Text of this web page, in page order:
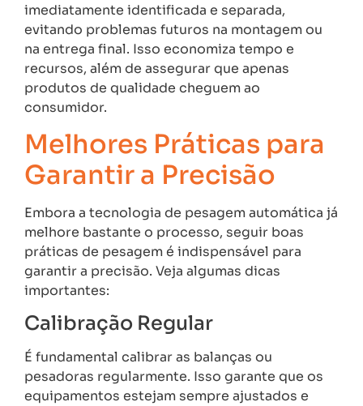
imediatamente identificada e separada,
evitando problemas futuros na montagem ou
na entrega final. Isso economiza tempo e
recursos, além de assegurar que apenas
produtos de qualidade cheguem ao
consumidor.
Melhores Práticas para
Garantir a Precisão
Embora a tecnologia de pesagem automática já
melhore bastante o processo, seguir boas
práticas de pesagem é indispensável para
garantir a precisão. Veja algumas dicas
importantes:
Calibração Regular
É fundamental calibrar as balanças ou
pesadoras regularmente. Isso garante que os
equipamentos estejam sempre ajustados e